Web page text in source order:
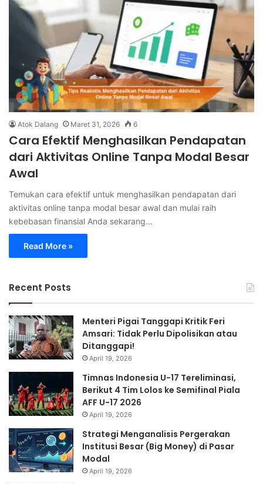
Atok Dalang Maret 31, 2026 6
Cara Efektif Menghasilkan Pendapatan
dari Aktivitas Online Tanpa Modal Besar
Awal
Temukan cara efektif untuk menghasilkan pendapatan dari
aktivitas online tanpa modal besar awal dan mulai raih
kebebasan finansial Anda sekarang…
Read More »
Recent Posts
Menteri Pigai Tanggapi Kritik Feri
Amsari: Tidak Perlu Dipolisikan atau
Ditanggapi!
April 19, 2026
Timnas Indonesia U-17 Tereliminasi,
Berikut 4 Tim Lolos ke Semifinal Piala
AFF U-17 2026
April 19, 2026
Strategi Menganalisis Pergerakan
Institusi Besar (Big Money) di Pasar
Modal
April 19, 2026